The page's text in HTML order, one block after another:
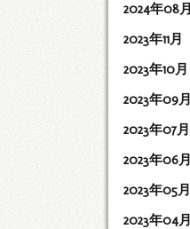
2024年08月
2023年11月
2023年10月
2023年09月
2023年07月
2023年06月
2023年05月
2023年04月